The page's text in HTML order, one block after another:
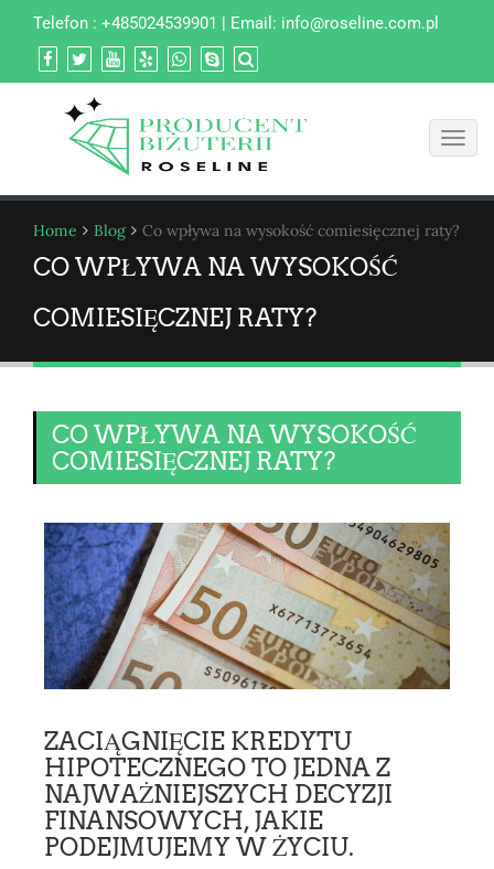
Telefon : +485024539901 | Email: info@roseline.com.pl
Home Blog Co wpływa na wysokość comiesięcznej raty?
CO WPŁYWA NA WYSOKOŚĆ
COMIESIĘCZNEJ RATY?
CO WPŁYWA NA WYSOKOŚĆ
COMIESIĘCZNEJ RATY?
ZACIĄGNIĘCIE KREDYTU
HIPOTECZNEGO TO JEDNA Z
NAJWAŻNIEJSZYCH DECYZJI
FINANSOWYCH, JAKIE
PODEJMUJEMY W ŻYCIU.